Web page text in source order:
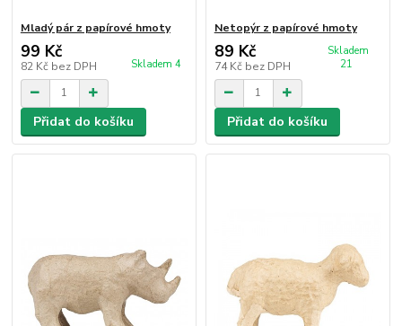
Mladý pár z papírové hmoty
99 Kč
82 Kč bez DPH Skladem 4
Přidat do košíku
Netopýr z papírové hmoty
89 Kč
74 Kč bez DPH
Skladem
21
Přidat do košíku